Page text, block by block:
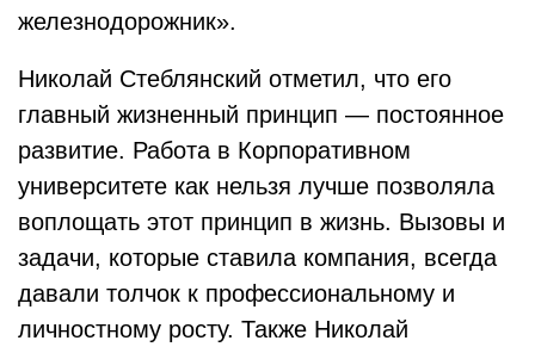
железнодорожник».
Николай Стеблянский отметил, что его
главный жизненный принцип — постоянное
развитие. Работа в Корпоративном
университете как нельзя лучше позволяла
воплощать этот принцип в жизнь. Вызовы и
задачи, которые ставила компания, всегда
давали толчок к профессиональному и
личностному росту. Также Николай